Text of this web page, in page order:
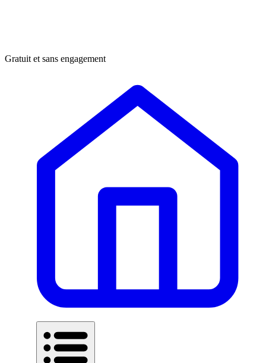
Gratuit et sans engagement